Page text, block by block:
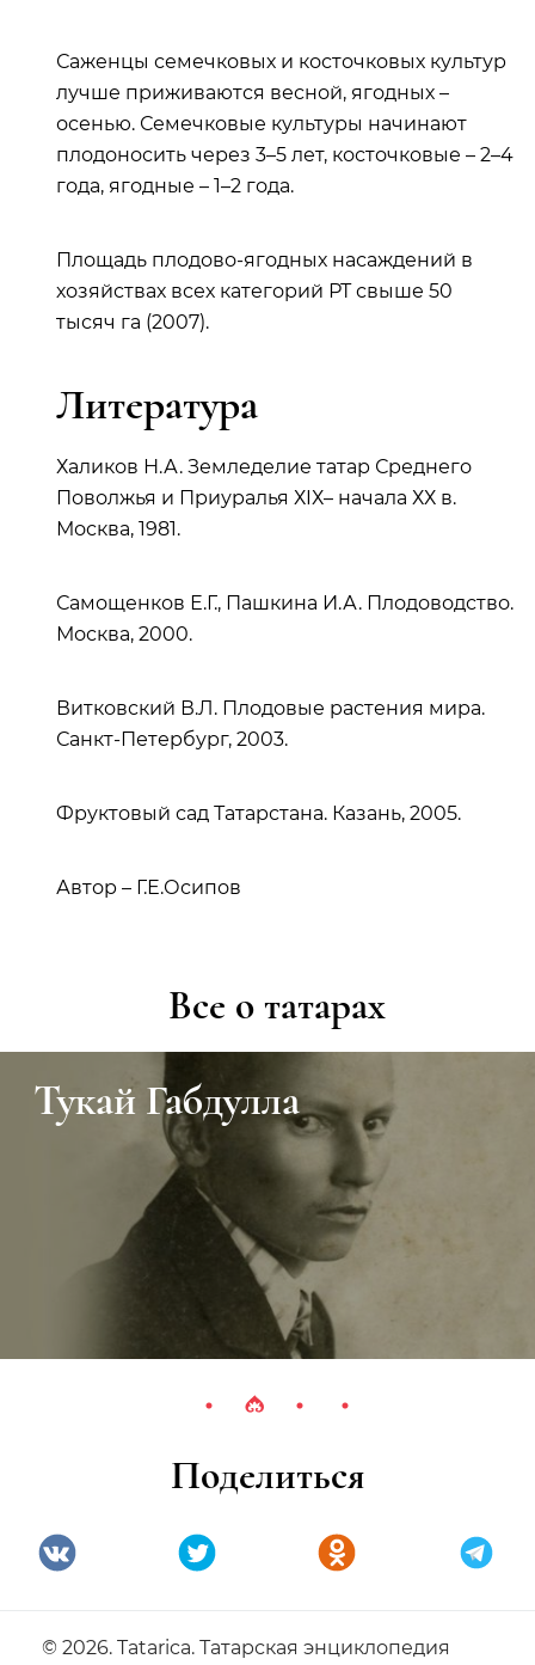
Саженцы семечковых и косточковых культур
лучше приживаются весной, ягодных –
осенью. Семечковые культуры начинают
плодоносить через 3–5 лет, косточковые – 2–4
года, ягодные – 1–2 года.
Площадь плодово-ягодных насаждений в
хозяйствах всех категорий РТ свыше 50
тысяч га (2007).
Литература
Халиков Н.А. Земледелие татар Среднего
Поволжья и Приуралья ХIХ– начала ХХ в.
Москва, 1981.
Самощенков Е.Г., Пашкина И.А. Плодоводство.
Москва, 2000.
Витковский В.Л. Плодовые растения мира.
Санкт-Петербург, 2003.
Фруктовый сад Татарстана. Казань, 2005.
Автор – Г.Е.Осипов
Все о татарах
Тукай Габдулла
Поделиться
© 2026. Tatarica. Татарская энциклопедия